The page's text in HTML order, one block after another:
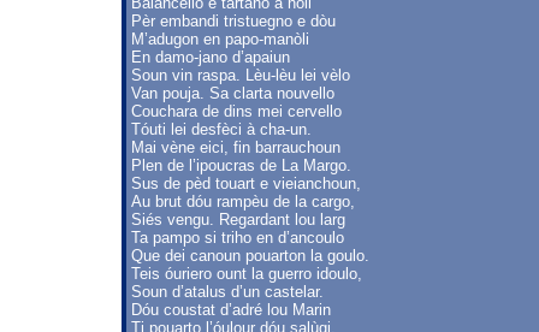
Pèr embandi tristuegno e dòu
M’adugon en papo-manòli
En damo-jano d’apaiun
Soun vin raspa. Lèu-lèu lei vèlo
Van pouja. Sa clarta nouvello
Couchara de dins mei cervello
Tóuti lei desfèci à cha-un.
Mai vène eici, fin barrauchoun
Plen de l’ipoucras de La Margo.
Sus de pèd touart e vieianchoun,
Au brut dóu rampèu de la cargo,
Siés vengu. Regardant lou larg
Ta pampo si triho en d’ancoulo
Que dei canoun pouarton la goulo.
Teis óuriero ount la guerro idoulo,
Soun d’atalus d’un castelar.
Dóu coustat d’adré lou Marin
Ti pouarto l’óulour dóu salùgi,